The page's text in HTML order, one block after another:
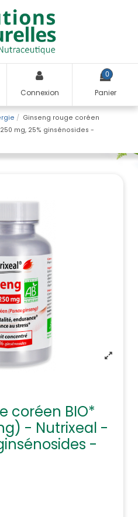
Connexion
0
Panier
Ginseng rouge coréen
mg, 25% ginsénosides -
coréen BIO*
- Nutrixeal -
-